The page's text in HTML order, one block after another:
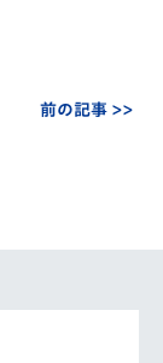
前の記事 >>